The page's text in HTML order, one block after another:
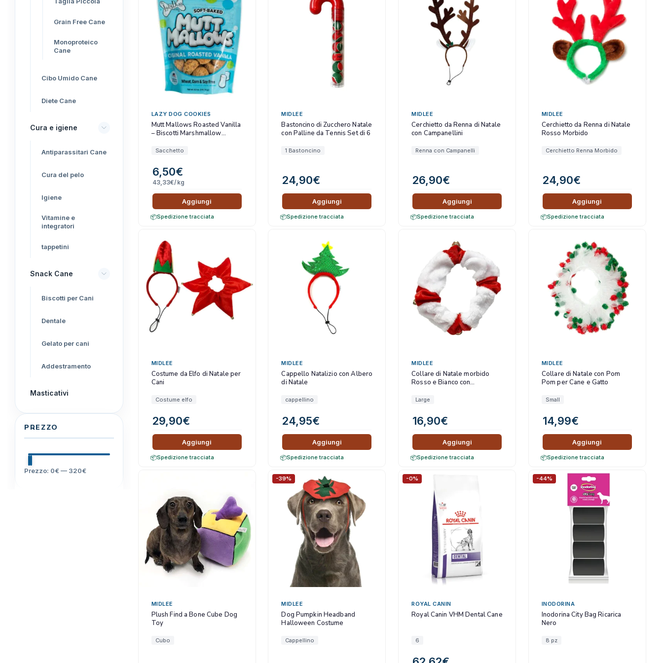
LAZY DOG COOKIES
Mutt Mallows Roasted Vanilla
– Biscotti Marshmallow
Sacchetto
6,50€
43,33€/kg
Aggiungi
Spedizione tracciata
MIDLEE
Bastoncino di Zucchero Natale
con Palline da Tennis Set di 6
1 Bastoncino
24,90€
Aggiungi
Spedizione tracciata
MIDLEE
Cerchietto da Renna di Natale
con Campanellini
Renna con Campanelli
26,90€
Aggiungi
Spedizione tracciata
MIDLEE
Cerchietto da Renna di Natale
Rosso Morbido
Cerchietto Renna Morbido
24,90€
Aggiungi
Spedizione tracciata
MIDLEE
Costume da Elfo di Natale per
Cani
Costume elfo
29,90€
Aggiungi
Spedizione tracciata
MIDLEE
Cappello Natalizio con Albero
di Natale
cappellino
24,95€
Aggiungi
Spedizione tracciata
MIDLEE
Collare di Natale morbido
Rosso e Bianco con
Large
16,90€
Aggiungi
Spedizione tracciata
MIDLEE
Collare di Natale con Pom
Pom per Cane e Gatto
Small
14,99€
Aggiungi
Spedizione tracciata
MIDLEE
Plush Find a Bone Cube Dog
Toy
Cubo
-39%
MIDLEE
Dog Pumpkin Headband
Halloween Costume
Cappellino
-0%
ROYAL CANIN
Royal Canin VHM Dental Cane
6
-44%
INODORINA
Inodorina City Bag Ricarica
Nero
8 pz
Grain Free Cane
Monoproteico
Cane
Cibo Umido Cane
Diete Cane
Cura e igiene
Antiparassitari Cane
Cura del pelo
Igiene
Vitamine e
integratori
tappetini
Snack Cane
Biscotti per Cani
Dentale
Gelato per cani
Addestramento
Masticativi
PREZZO
P
P
Prezzo: 0€— 320€